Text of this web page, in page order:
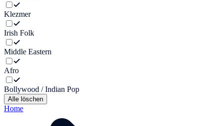
Klezmer
Irish Folk
Middle Eastern
Afro
Bollywood / Indian Pop
Alle löschen
Home